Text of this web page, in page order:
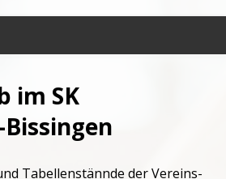
Unser Klub
Vereinslokal
im SK
Tabellenstännde der Vereins-